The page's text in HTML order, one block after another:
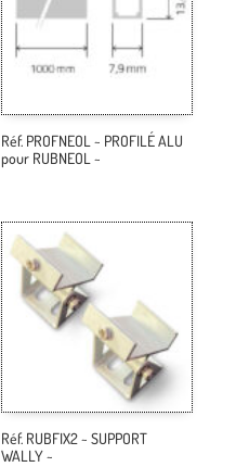
Réf. PROFNEOL ~ PROFILÉ ALU
pour RUBNEOL ~
Réf. RUBFIX2 ~ SUPPORT
WALLY ~